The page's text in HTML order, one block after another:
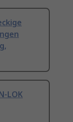
LOK